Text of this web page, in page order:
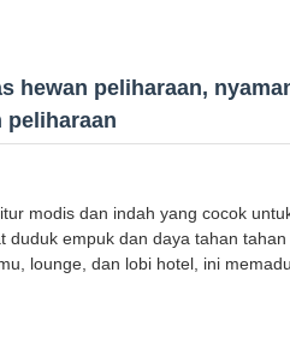
hewan peliharaan,
peliharaan
modis dan indah yang cocok
duduk empuk dan daya tahan
lounge, dan lobi hotel, ini